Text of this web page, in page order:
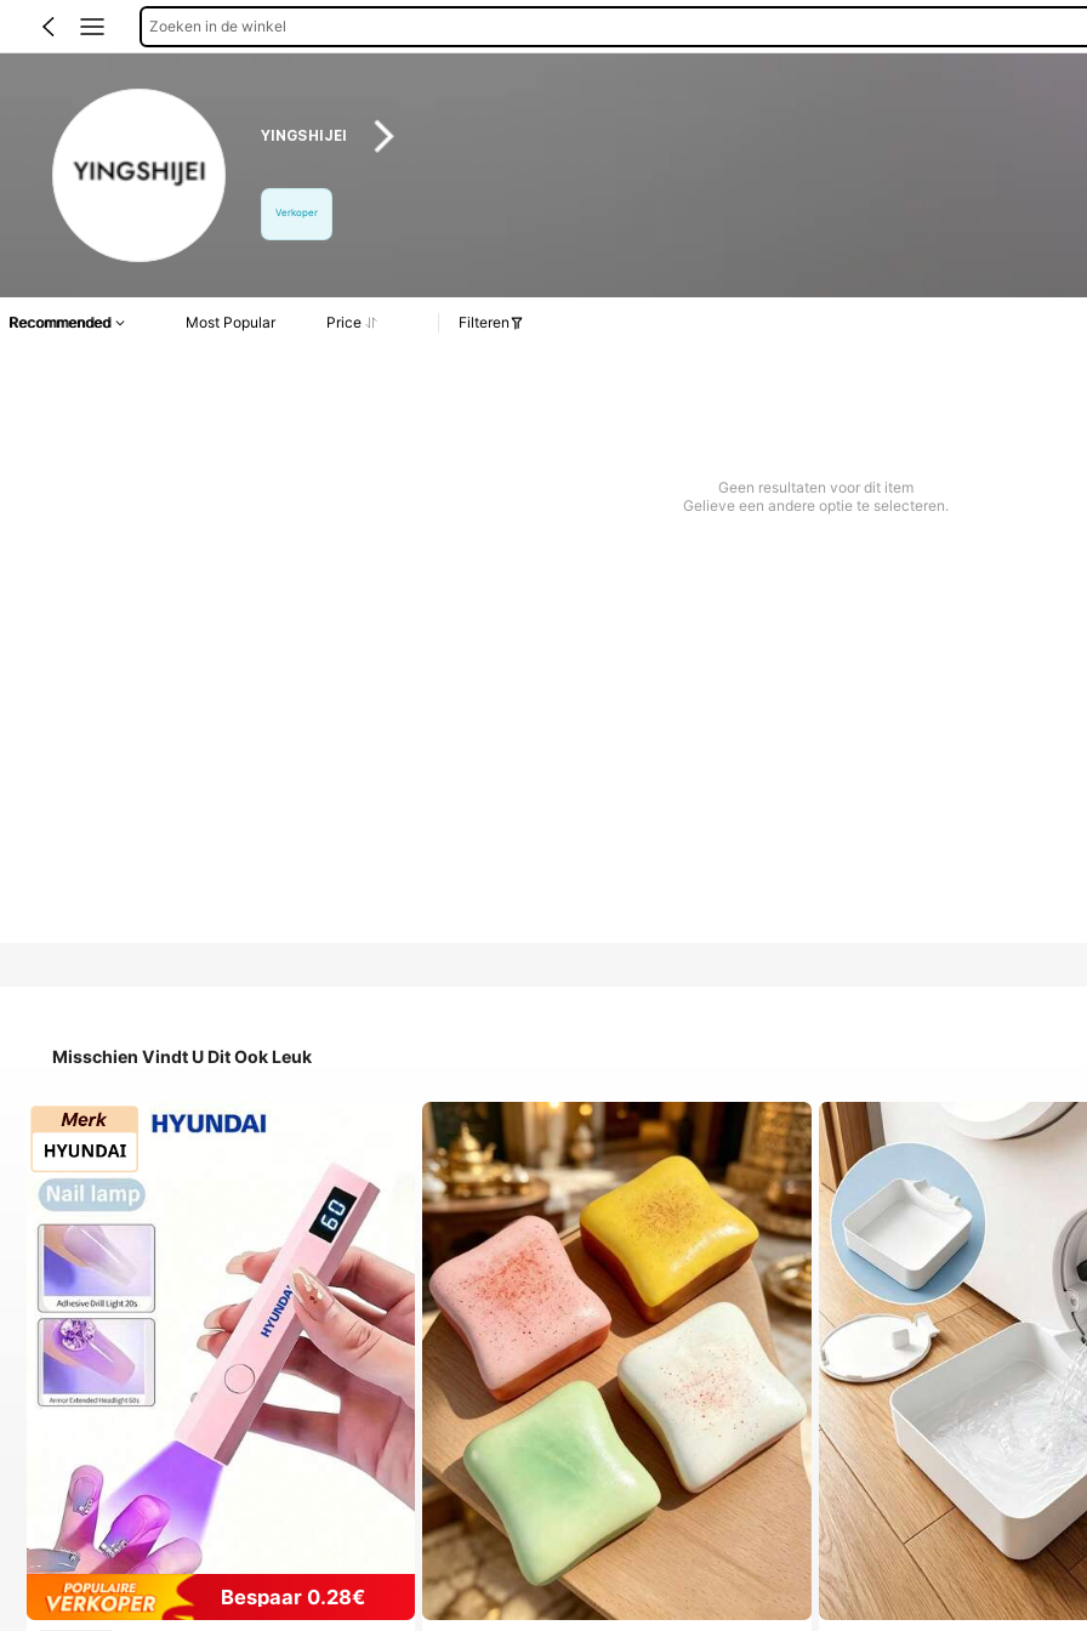
Zoeken in de winkel
YINGSHIJEI
Verkoper
Recommended Most Popular Price Filteren
Geen resultaten voor dit item
Gelieve een andere optie te selecteren.
Misschien Vindt U Dit Ook Leuk
Bespaar 0.28€